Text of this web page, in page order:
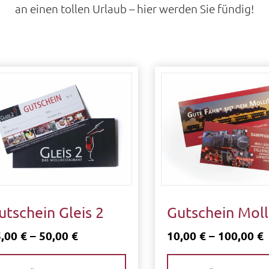
an einen tollen Urlaub – hier werden Sie fündig!
Gleis 2
€ – 50,00 €Preisspanne:
15,00 €
Gutschein
10,00€ – 100,00€